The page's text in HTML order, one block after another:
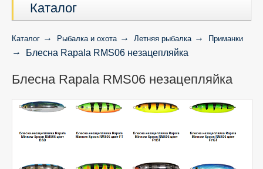
Каталог
Каталог Рыбалка и охота Летняя рыбалка Приманки
Блесна Rapala RMS06 незацепляйка
Блесна Rapala RMS06 незацепляйка